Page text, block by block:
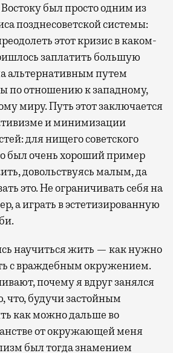
был просто одним из
позднесоветской системы:
этот кризис в каком-
заплатить большую
альтернативным путем
по отношению к западному,
миру. Путь этот заключается
и минимизации
для нищего советского
был очень хороший пример
довольствуясь малым, да
это. Не ограничивать себя на
а играть в эстетизированную
научиться жить — как нужно
с враждебным окружением.
почему я вдруг занялся
что, будучи застойным
как можно дальше во
от окружающей меня
был тогда знамением